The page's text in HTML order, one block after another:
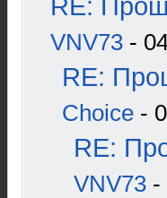
RE:
VNV73 -
RE:
Choice -
RE:
VNV73 -